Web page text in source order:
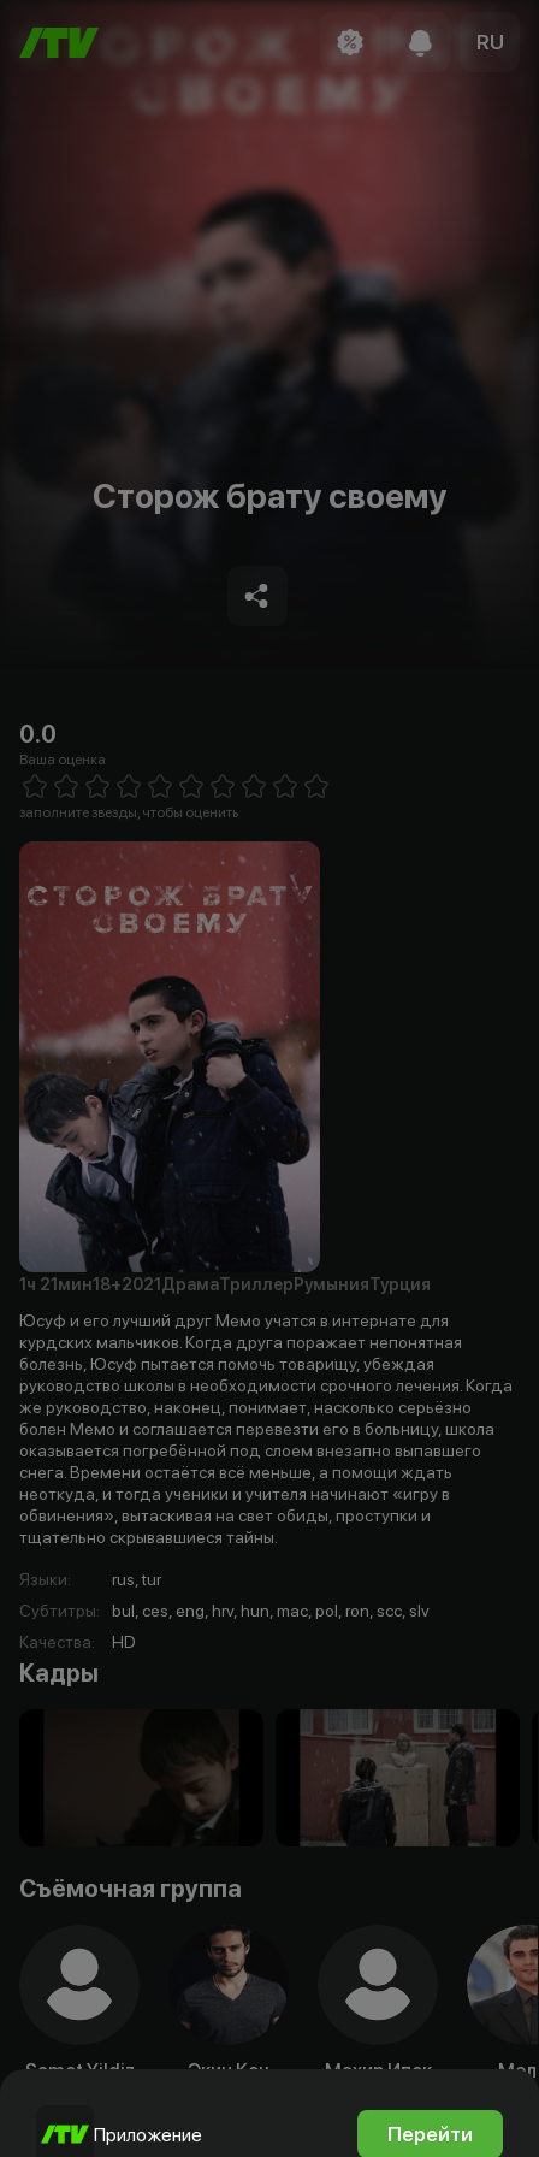
RU
Сторож брату своему
0.0
Ваша оценка
5 Stars
заполните звезды, чтобы оценить
1ч 21мин18+2021 ДрамаТриллер РумынияТурция
Юсуф и его лучший друг Мемо учатся в интернате для
курдских мальчиков. Когда друга поражает непонятная
болезнь, Юсуф пытается помочь товарищу, убеждая
руководство школы в необходимости срочного лечения. Когда
же руководство, наконец, понимает, насколько серьёзно
болен Мемо и соглашается перевезти его в больницу, школа
оказывается погребённой под слоем внезапно выпавшего
снега. Времени остаётся всё меньше, а помощи ждать
неоткуда, и тогда ученики и учителя начинают «игру в
обвинения», вытаскивая на свет обиды, проступки и
тщательно скрывавшиеся тайны.
Языки:
rus, tur
Субтитры:
bul, ces, eng, hrv, hun, mac, pol, ron, scc, slv
Качества: HD
Кадры
Съёмочная группа
Samet Yildiz Экин Коч Махир Ипек
Приложение Перейти